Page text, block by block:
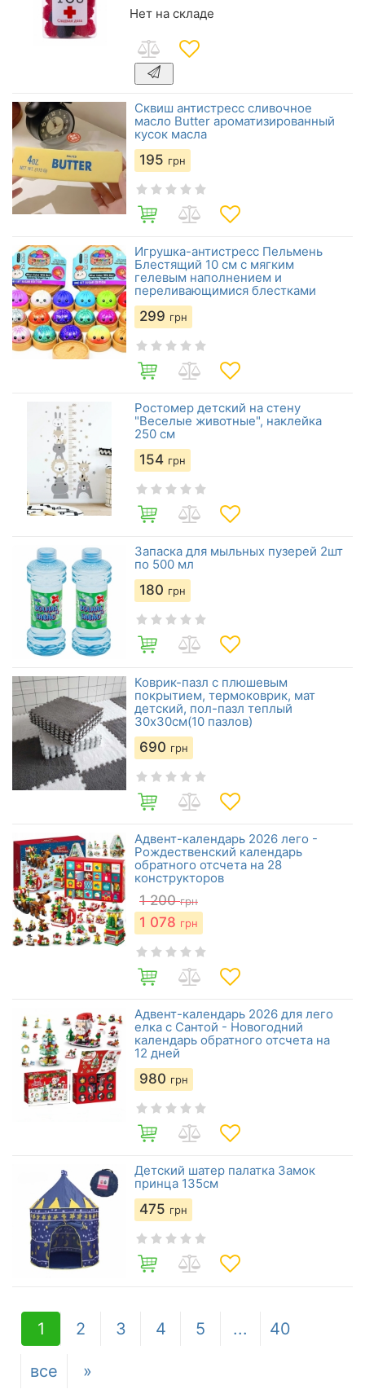
Нет на складе
Сквиш антистресс сливочное
масло Butter ароматизированный
кусок масла
195 грн
Игрушка-антистресс Пельмень
Блестящий 10 см с мягким
гелевым наполнением и
переливающимися блестками
299 грн
Ростомер детский на стену
"Веселые животные", наклейка
250 см
154 грн
Запаска для мыльных пузерей 2шт
по 500 мл
180 грн
Коврик-пазл с плюшевым
покрытием, термоковрик, мат
детский, пол-пазл теплый
30х30см(10 пазлов)
690 грн
Адвент-календарь 2026 лего -
Рождественский календарь
обратного отсчета на 28
конструкторов
1 200 грн
1 078 грн
Адвент-календарь 2026 для лего
елка с Сантой - Новогодний
календарь обратного отсчета на
12 дней
980 грн
Детский шатер палатка Замок
принца 135см
475 грн
1 2 3 4 5 ... 40
все »